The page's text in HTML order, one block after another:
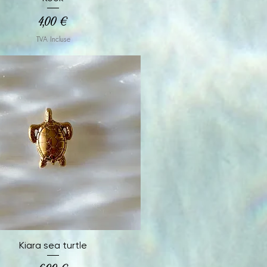
Prix
4,00 €
TVA Incluse
Aperçu rapide
Kiara sea turtle